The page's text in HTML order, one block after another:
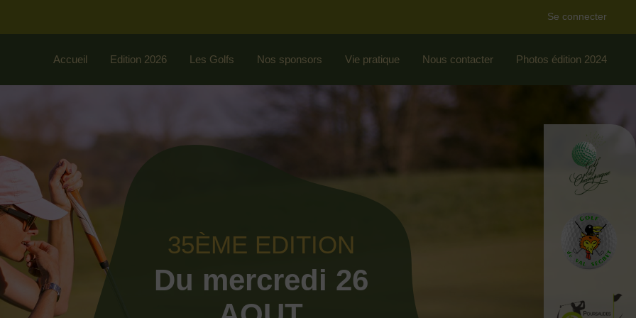
Se connecter
Accueil Edition 2026 Les Golfs Nos sponsors Vie pratique Nous contacter Photos édition 2024
35ÈME EDITION
Du mercredi 26